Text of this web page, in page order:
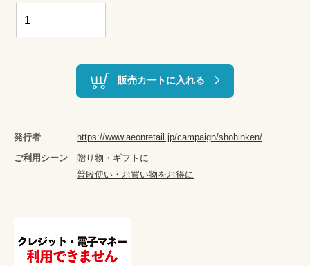
販売カートに入れる
発行者 https://www.aeonretail.jp/campaign/shohinken/
ご利用シーン
贈り物・ギフトに
普段使い・お買い物をお得に